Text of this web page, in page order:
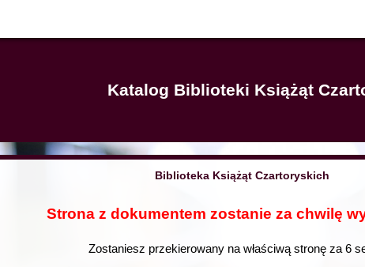
Katalog Biblioteki Książąt
Biblioteka Książąt Czartoryskich
Strona z dokumentem zostanie za chwilę
Zostaniesz przekierowany na właściwą stronę za 6